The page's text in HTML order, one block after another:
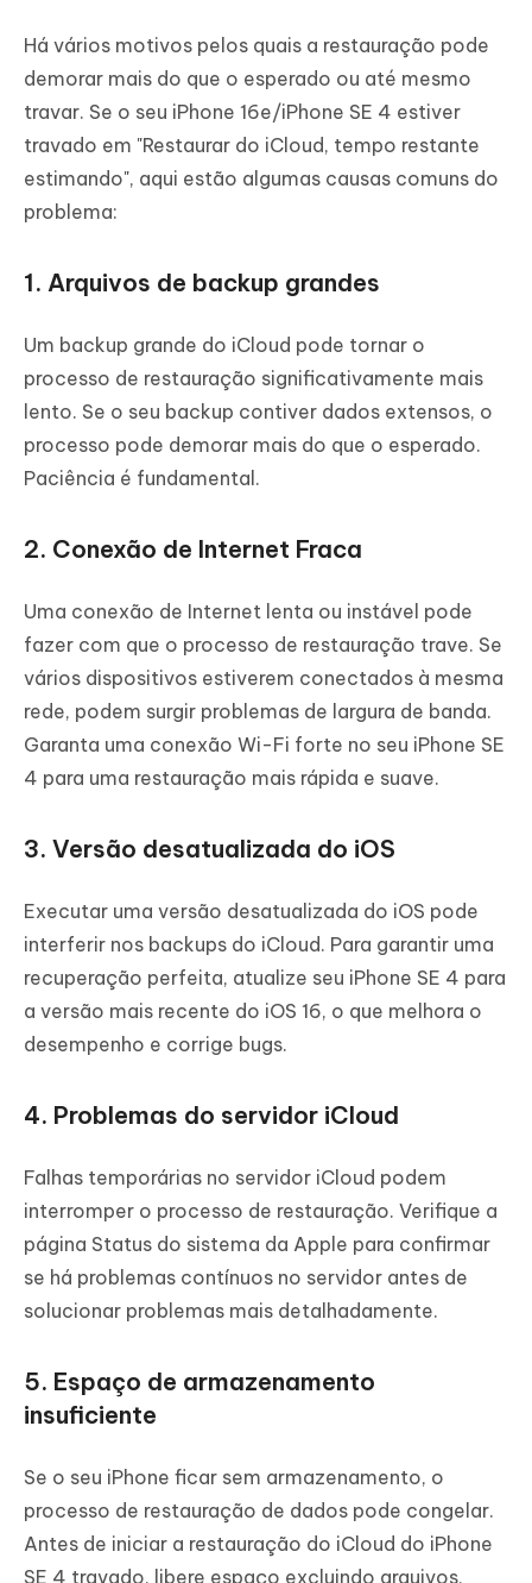
Há vários motivos pelos quais a restauração pode
demorar mais do que o esperado ou até mesmo
travar. Se o seu iPhone 16e/iPhone SE 4 estiver
travado em "Restaurar do iCloud, tempo restante
estimando", aqui estão algumas causas comuns do
problema:
1. Arquivos de backup grandes
Um backup grande do iCloud pode tornar o
processo de restauração significativamente mais
lento. Se o seu backup contiver dados extensos, o
processo pode demorar mais do que o esperado.
Paciência é fundamental.
2. Conexão de Internet Fraca
Uma conexão de Internet lenta ou instável pode
fazer com que o processo de restauração trave. Se
vários dispositivos estiverem conectados à mesma
rede, podem surgir problemas de largura de banda.
Garanta uma conexão Wi-Fi forte no seu iPhone SE
4 para uma restauração mais rápida e suave.
3. Versão desatualizada do iOS
Executar uma versão desatualizada do iOS pode
interferir nos backups do iCloud. Para garantir uma
recuperação perfeita, atualize seu iPhone SE 4 para
a versão mais recente do iOS 16, o que melhora o
desempenho e corrige bugs.
4. Problemas do servidor iCloud
Falhas temporárias no servidor iCloud podem
interromper o processo de restauração. Verifique a
página Status do sistema da Apple para confirmar
se há problemas contínuos no servidor antes de
solucionar problemas mais detalhadamente.
5. Espaço de armazenamento
insuficiente
Se o seu iPhone ficar sem armazenamento, o
processo de restauração de dados pode congelar.
Antes de iniciar a restauração do iCloud do iPhone
SE 4 travado, libere espaço excluindo arquivos,